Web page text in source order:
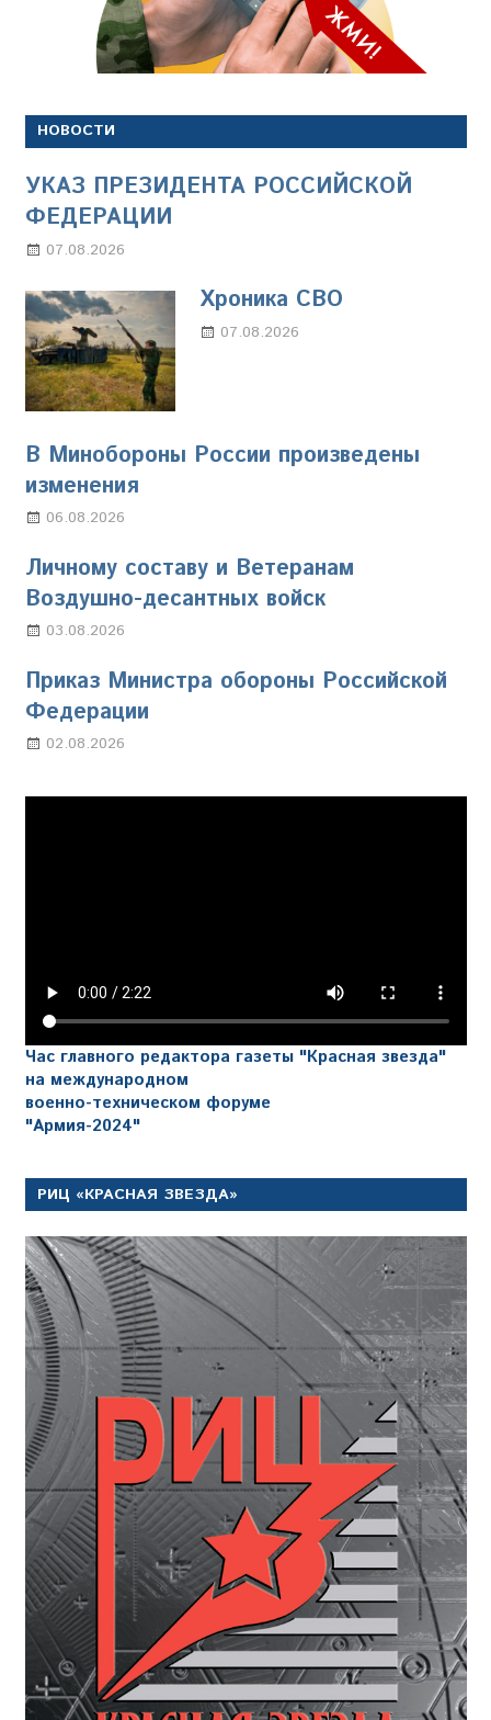
НОВОСТИ
УКАЗ ПРЕЗИДЕНТА РОССИЙСКОЙ
ФЕДЕРАЦИИ
07.08.2026
Хроника СВО
07.08.2026
В Минобороны России произведены
изменения
06.08.2026
Личному составу и Ветеранам
Воздушно-десантных войск
03.08.2026
Приказ Министра обороны Российской
Федерации
02.08.2026
Час главного редактора газеты "Красная звезда"
на международном
военно-техническом форуме
"Армия-2024"
РИЦ «КРАСНАЯ ЗВЕЗДА»